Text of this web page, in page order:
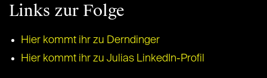
Links zur Folge
Hier kommt ihr zu Derndinger
Hier kommt ihr zu Julias LinkedIn-Profil